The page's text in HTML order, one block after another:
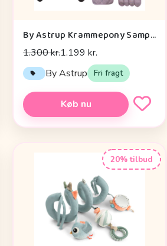
By Astrup Krammepony Sampak - Pixie - Bundle 2
1.300 kr.1.199 kr.
By Astrup Fri fragt
Køb nu
20% tilbud